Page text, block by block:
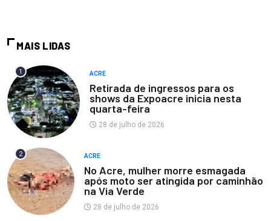
MAIS LIDAS
1 ACRE
Retirada de ingressos para os
shows da Expoacre inicia nesta
quarta-feira
28 de julho de 2026
2 ACRE
No Acre, mulher morre esmagada
após moto ser atingida por caminhão
na Via Verde
28 de julho de 2026